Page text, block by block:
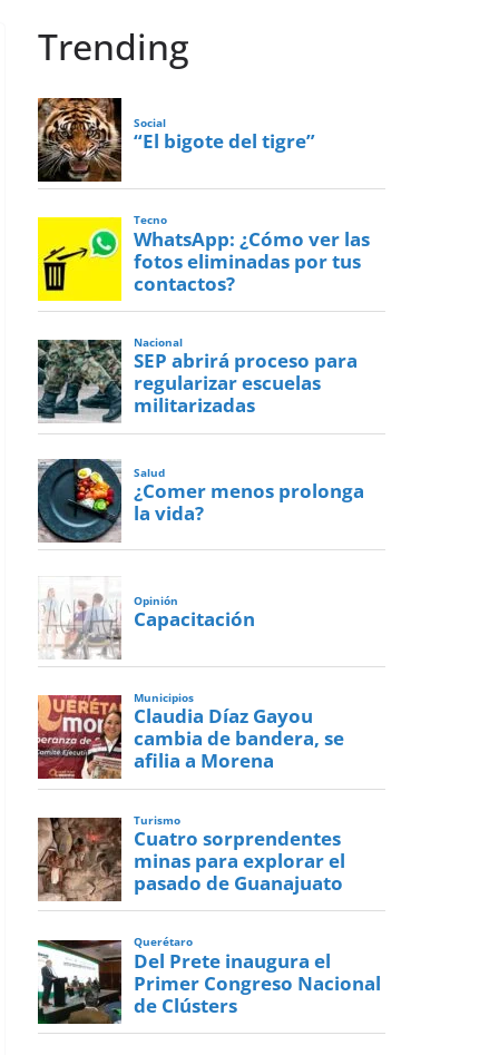
Trending
Social
“El bigote del tigre”
Tecno
WhatsApp: ¿Cómo ver las
fotos eliminadas por tus
contactos?
Nacional
SEP abrirá proceso para
regularizar escuelas
militarizadas
Salud
¿Comer menos prolonga
la vida?
Opinión
Capacitación
Municipios
Claudia Díaz Gayou
cambia de bandera, se
afilia a Morena
Turismo
Cuatro sorprendentes
minas para explorar el
pasado de Guanajuato
Querétaro
Del Prete inaugura el
Primer Congreso Nacional
de Clústers